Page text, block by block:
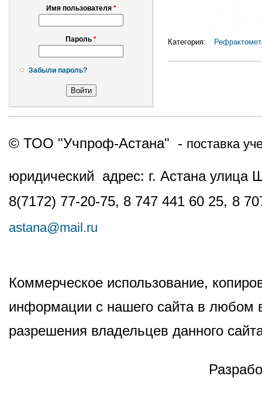
Имя пользователя *
Пароль *
Забыли пароль?
Категория:
© ТОО "Учпроф-Астана" - поставка
юридический адрес: г. Астана
8(7172) 77-20-75, 8 747 441 60 25, 8
astana@mail.ru
Коммерческое использование,
информации с нашего сайта в любом
разрешения владельцев данного